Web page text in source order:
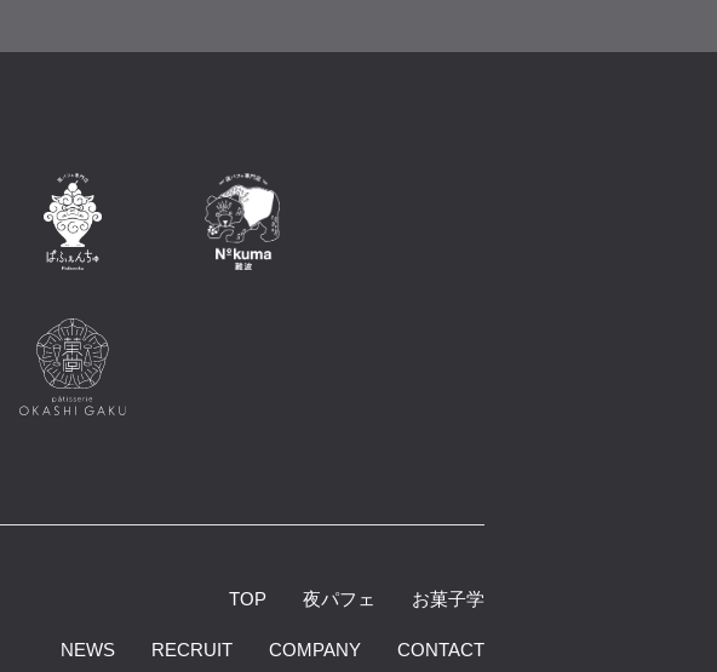
TOP 夜パフェ お菓子学
NEWS RECRUIT COMPANY CONTACT